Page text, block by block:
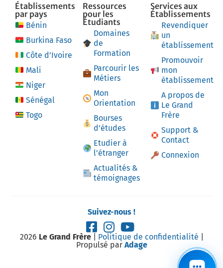
Établissements
par pays
Bénin
Burkina Faso
Côte d’Ivoire
Mali
Niger
Sénégal
Togo
Ressources
pour les
Étudiants
Domaines
de
Formation
Parcourir les
Métiers
Mon
Orientation
Bourses
d’études
Etudier à
l’étranger
Actualités &
témoignages
Services aux
Établissements
Revendiquer
un
établissement
Promouvoir
mon
établissement
A propos de
Le Grand
Frère
Support &
Contact
Connexion
Suivez-nous !
2026 Le Grand Frère| Politique de confidentialité
Propulsé par Adage